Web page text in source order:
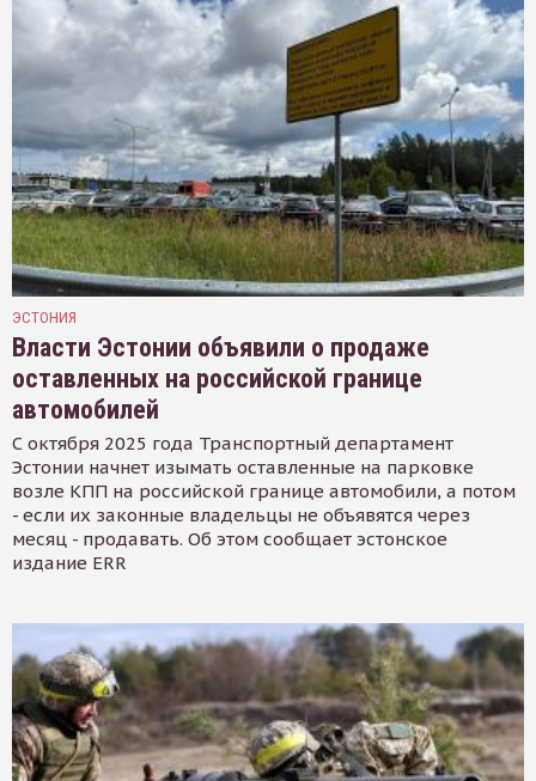
ЭСТОНИЯ
Власти Эстонии объявили о продаже
оставленных на российской границе
автомобилей
С октября 2025 года Транспортный департамент
Эстонии начнет изымать оставленные на парковке
возле КПП на российской границе автомобили, а потом
- если их законные владельцы не объявятся через
месяц - продавать. Об этом сообщает эстонское
издание ERR